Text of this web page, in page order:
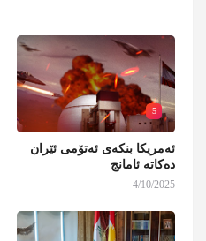
5
ئەمریکا بنکەی ئەتۆمی ئێران
دەکاتە ئامانج
4/10/2025